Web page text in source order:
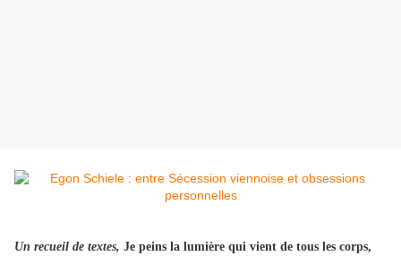
Un recueil de textes, Je peins la lumière qui vient de tous les corps,